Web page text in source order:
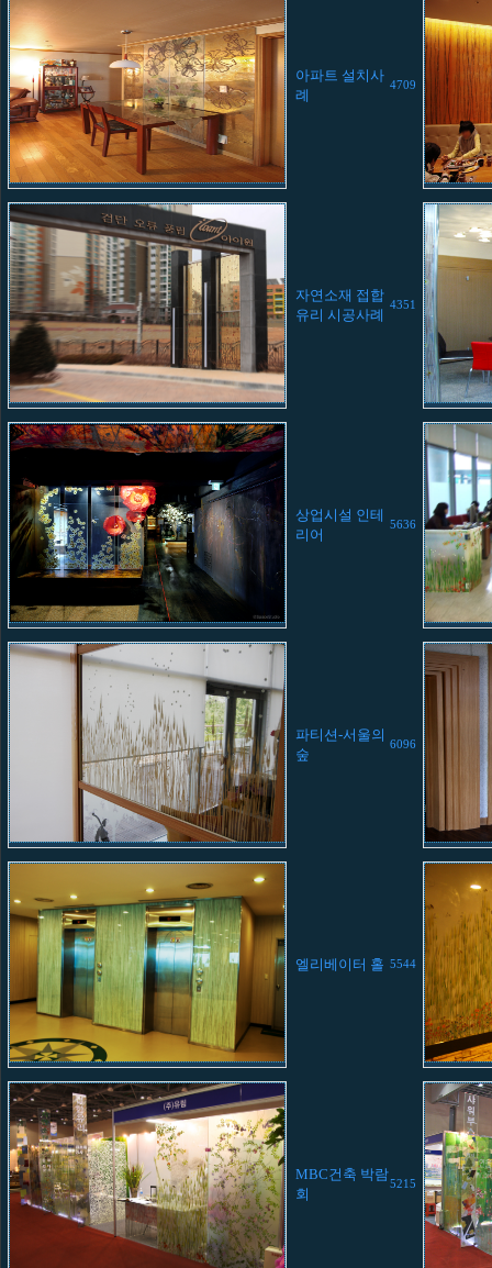
아파트 설치사
례
4709
자연소재 접합
유리 시공사례
4351
상업시설 인테
리어
5636
파티션-서울의
숲
6096
엘리베이터 홀 5544
MBC건축 박람
회
5215